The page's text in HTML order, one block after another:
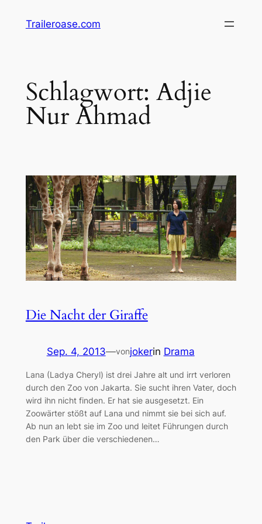
InhaltTraileroase.com
Schlagwort: Adjie
Nur Ahmad
Die Nacht der Giraffe
Sep. 4, 2013—vonjokerin Drama
Lana (Ladya Cheryl) ist drei Jahre alt und irrt verloren
durch den Zoo von Jakarta. Sie sucht ihren Vater, doch
wird ihn nicht finden. Er hat sie ausgesetzt. Ein
Zoowärter stößt auf Lana und nimmt sie bei sich auf.
Ab nun an lebt sie im Zoo und leitet Führungen durch
den Park über die verschiedenen…